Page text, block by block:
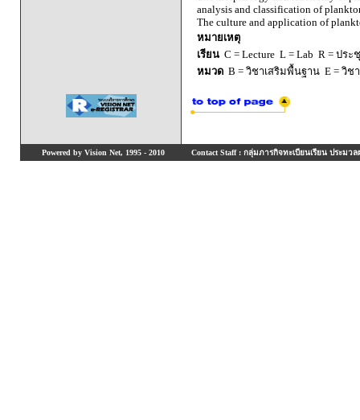
analysis and classification of
The culture and application of
หมายเหตุ
เรียน C = Lecture L = Lab R = ประ
หมวด B = วิชาเสริมพื้นฐาน E = วิช
Powered by Vision Net, 1995 - 2010 Contact Staff : กลุ่มภารกิจทะเบียนเรียน ประมวล